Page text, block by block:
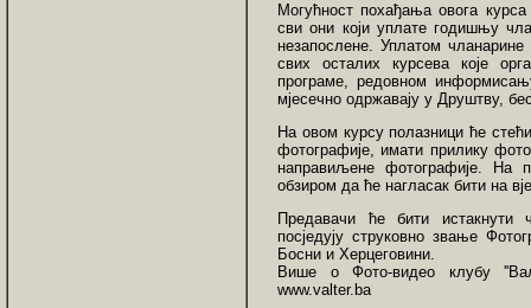
Могућност похађања овога
сви они који уплате годишњу
незапослене. Уплатом
свих осталих курсева које
програме, редовном
мјесечно одржавају у Друштву,
На овом курсу полазници ће
фотографије, имати прилику
направиљене фотографије. На
обзиром да ће нагласак бити на
Предавачи ће бити истакнути
посједују струковно звање
Босни и Херцеговини.
Више о Фото-видео клубу
www.valter.ba